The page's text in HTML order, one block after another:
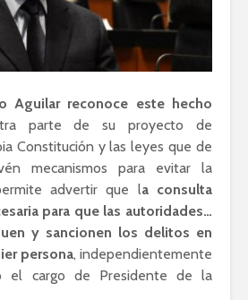
Aguilar reconoce este hecho
parte de su proyecto de
Constitución y las leyes que de
mecanismos para evitar la
advertir que la consulta
para que las autoridades…
y sancionen los delitos en
persona, independientemente
el cargo de Presidente de la